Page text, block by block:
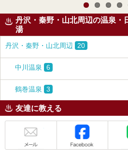
丹沢・秦野・山北周辺の温泉・
湯
丹沢・秦野・山北周辺 20
中川温泉 6
鶴巻温泉 3
友達に教える